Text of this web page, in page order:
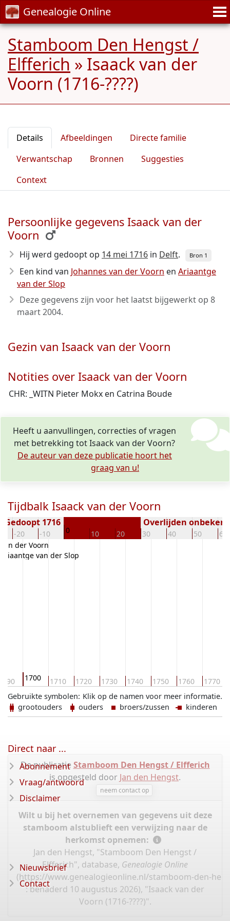
Genealogie Online
Stamboom Den Hengst /
Elfferich » Isaack van der
Voorn (1716-????)
Details Afbeeldingen
Directe familie
Verwantschap
Bronnen
Suggesties
Context
Persoonlijke gegevens Isaack van der
Voorn
Hij werd gedoopt op 14 mei 1716 in Delft. Bron 1
Een kind van Johannes van der Voorn en Ariaantge
van der Slop
Deze gegevens zijn voor het laatst bijgewerkt op 8
maart 2004.
Gezin van Isaack van der Voorn
Notities over Isaack van der Voorn
CHR: _WITN Pieter Mokx en Catrina Boude
Heeft u aanvullingen, correcties of vragen
met betrekking tot Isaack van der Voorn?
De auteur van deze publicatie hoort het
graag van u!
Tijdbalk Isaack van der Voorn
-20 -10 0 10 20 30 40 50 60
Gedoopt 1716 Overlijden
1700 1710 1720 1730 1740 1750 1760 1770
der Voorn
Ariaantge van der Slop
Klik op de namen voor meer informatie.
Gebruikte symbolen:
grootouders
ouders broers/zussen kinderen
De publicatie Stamboom Den Hengst / Elfferich
is opgesteld door Jan den Hengst.
neem contact op
Wilt u bij het overnemen van gegevens uit deze
stamboom alstublieft een verwijzing naar de
herkomst opnemen:
Jan den Hengst, "Stamboom Den Hengst /
Elfferich", database, Genealogie Online
(https://www.genealogieonline.nl/stamboom-den-
: benaderd 10 augustus 2026), "Isaack van der
Voorn (1716-????)".
Direct naar ...
Abonnement
Vraag/antwoord
Disclaimer
Nieuwsbrief
Contact